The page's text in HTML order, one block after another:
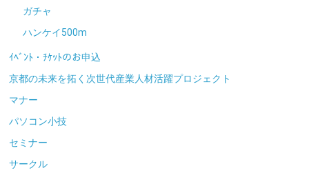
ガチャ
ハンケイ500m
ｲﾍﾞﾝﾄ・ﾁｹｯﾄのお申込
京都の未来を拓く次世代産業人材活躍プロジェクト
マナー
パソコン小技
セミナー
サークル